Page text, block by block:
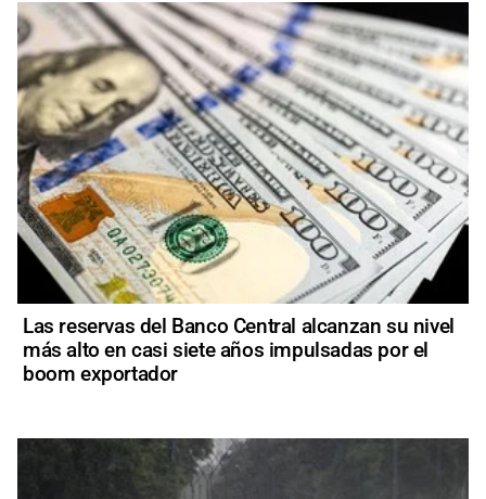
Las reservas del Banco Central alcanzan su nivel
más alto en casi siete años impulsadas por el
boom exportador